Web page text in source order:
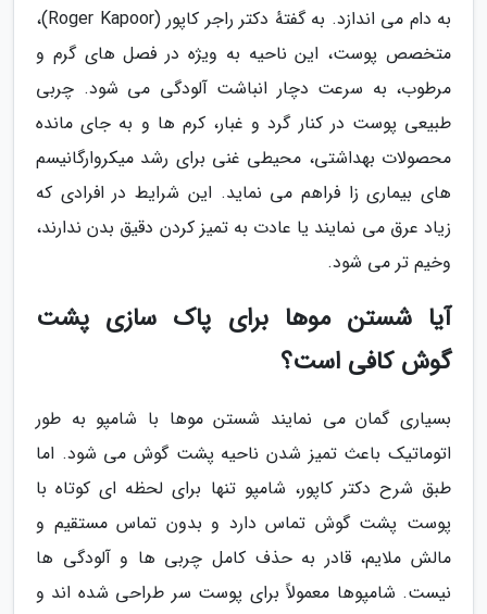
به دام می اندازد. به گفتهٔ دکتر راجر کاپور (Roger Kapoor)،
متخصص پوست، این ناحیه به ویژه در فصل های گرم و
مرطوب، به سرعت دچار انباشت آلودگی می شود. چربی
طبیعی پوست در کنار گرد و غبار، کرم ها و به جای مانده
محصولات بهداشتی، محیطی غنی برای رشد میکروارگانیسم
های بیماری زا فراهم می نماید. این شرایط در افرادی که
زیاد عرق می نمایند یا عادت به تمیز کردن دقیق بدن ندارند،
وخیم تر می شود.
آیا شستن موها برای پاک سازی پشت
گوش کافی است؟
بسیاری گمان می نمایند شستن موها با شامپو به طور
اتوماتیک باعث تمیز شدن ناحیه پشت گوش می شود. اما
طبق شرح دکتر کاپور، شامپو تنها برای لحظه ای کوتاه با
پوست پشت گوش تماس دارد و بدون تماس مستقیم و
مالش ملایم، قادر به حذف کامل چربی ها و آلودگی ها
نیست. شامپوها معمولاً برای پوست سر طراحی شده اند و